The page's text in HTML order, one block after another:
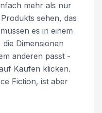
mehr als nur
sehen, das
es in einem
Dimensionen
anderen passt -
Kaufen klicken.
Fiction, ist aber